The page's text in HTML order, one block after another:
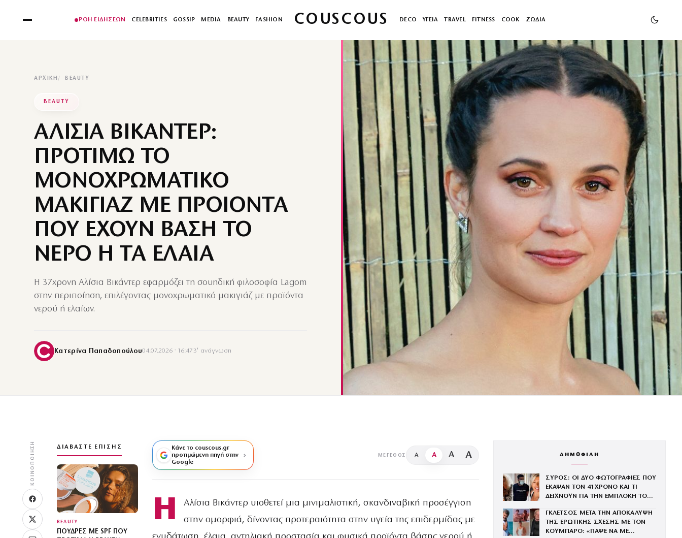
ΡΟΗ ΕΙΔΗΣΕΩΝ CELEBRITIES GOSSIP MEDIA BEAUTY FASHION COUSCOUS DECO ΥΓΕΙΑ TRAVEL FITNESS COOK ΖΩΔΙΑ
ΑΡΧΙΚΉ BEAUTY
BEAUTY
ΑΛΙΣΙΑ ΒΙΚΑΝΤΕΡ:
ΠΡΟΤΙΜΩ ΤΟ
ΜΟΝΟΧΡΩΜΑΤΙΚΟ
ΜΑΚΙΓΙΑΖ ΜΕ ΠΡΟΙΟΝΤΑ
ΠΟΥ ΕΧΟΥΝ ΒΑΣΗ ΤΟ
ΝΕΡΟ Η ΤΑ ΕΛΑΙΑ
Η 37χρονη Αλίσια Βικάντερ εφαρμόζει τη σουηδική φιλοσοφία Lagom
στην περιποίηση, επιλέγοντας μονοχρωματικό μακιγιάζ με προϊόντα
νερού ή ελαίων.
Κατερίνα Παπαδοπούλου04.07.2026 · 16:47·3′ ανάγνωση
ΚΟΙΝΟΠΟΊΗΣΗ ΔΙΑΒΆΣΤΕ ΕΠΊΣΗΣ
BEAUTY
ΠΟΎΔΡΕΣ ΜΕ SPF ΠΟΥ
Κάνε το couscous.gr
προτιμώμενη πηγή στην
Google
ΜΈΓΕΘΟΣ A A A A
Η
Αλίσια Βικάντερ υιοθετεί μια μινιμαλιστική, σκανδιναβική προσέγγιση
στην ομορφιά, δίνοντας προτεραιότητα στην υγεία της επιδερμίδας με
ΔΗΜΟΦΙΛΗ
ΣΥΡΟΣ: ΟΙ ΔΥΟ ΦΩΤΟΓΡΑΦΙΕΣ ΠΟΥ
ΕΚΑΨΑΝ ΤΟΝ 41ΧΡΟΝΟ ΚΑΙ ΤΙ
ΔΕΙΧΝΟΥΝ ΓΙΑ ΤΗΝ ΕΜΠΛΟΚΗ ΤΟΥ
ΓΚΛΕΤΣΟΣ ΜΕΤΑ ΤΗΝ ΑΠΟΚΑΛΥΨΗ
ΤΗΣ ΕΡΩΤΙΚΗΣ ΣΧΕΣΗΣ ΜΕ ΤΟΝ
ΚΟΥΜΠΑΡΟ: «ΠΑΨΕ ΝΑ ΜΕ